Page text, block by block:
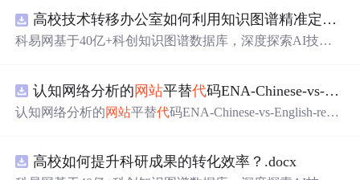
高校技术转移办公室如何利用知识图谱精准定位产业需求与技术适配
科易网基于40亿+科创知识图谱数据库，深度探索AI技术
新领域的AI+数智化解决方案，推动科技创新与产业创新
智能化发展。
认知网络分析的 网站平替代码ENA-Chinese-vs-English-reproducible.zip
认知网络分析的网站平替代码ENA-Chinese-vs-English-repro
高校如何提升科研成果的转化效率？.docx